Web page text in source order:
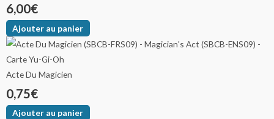
6,00€
Ajouter au panier
Acte Du Magicien
0,75€
Ajouter au panier